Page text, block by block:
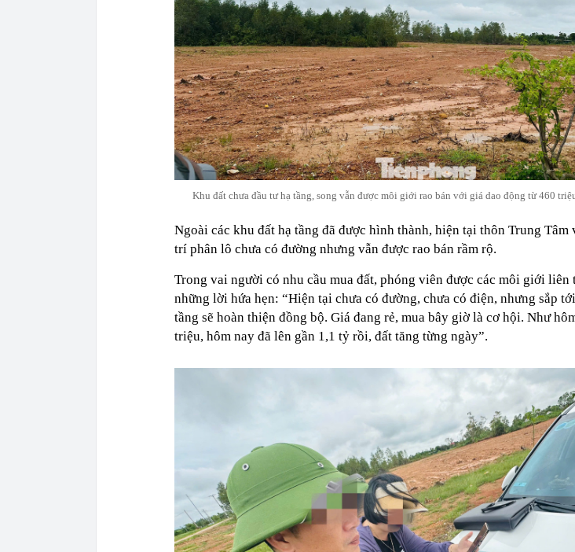
Khu đất chưa đầu tư hạ tầng, song vẫn được môi giới rao bán với giá dao động từ 460
Ngoài các khu đất hạ tầng đã được hình thành, hiện tại thôn Trung Tâm
trí phân lô chưa có đường nhưng vẫn được rao bán rầm rộ.
Trong vai người có nhu cầu mua đất, phóng viên được các môi giới liên
những lời hứa hẹn: “Hiện tại chưa có đường, chưa có điện, nhưng sắp
tầng sẽ hoàn thiện đồng bộ. Giá đang rẻ, mua bây giờ là cơ hội. Như
triệu, hôm nay đã lên gần 1,1 tỷ rồi, đất tăng từng ngày”.